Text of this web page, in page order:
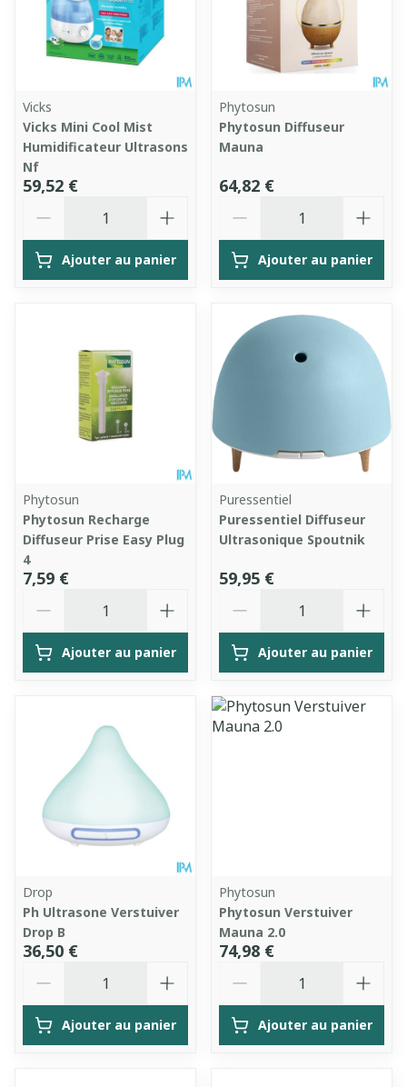
Vicks
Vicks Mini Cool Mist
Humidificateur Ultrasons
Nf
59,52 €
Ajouter au panier
Phytosun
Phytosun Diffuseur
Mauna
64,82 €
Ajouter au panier
Phytosun
Phytosun Recharge
Diffuseur Prise Easy Plug
4
7,59 €
Ajouter au panier
Puressentiel
Puressentiel Diffuseur
Ultrasonique Spoutnik
59,95 €
Ajouter au panier
Drop
Ph Ultrasone Verstuiver
Drop B
36,50 €
Ajouter au panier
Phytosun
Phytosun Verstuiver
Mauna 2.0
74,98 €
Ajouter au panier